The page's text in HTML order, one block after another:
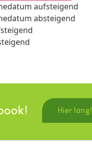
aufsteigend
absteigend
Hier lang!